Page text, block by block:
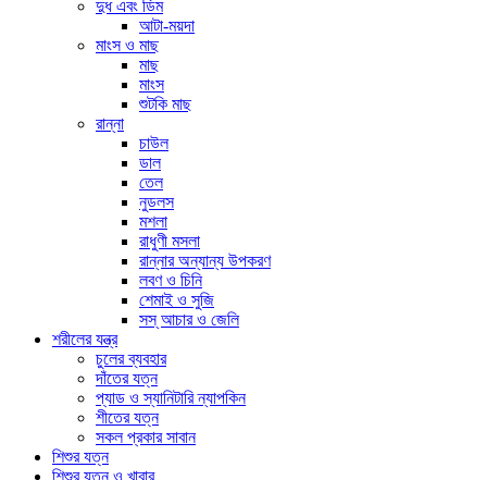
দুধ এবং ডিম
আটা-ময়দা
মাংস ও মাছ
মাছ
মাংস
শুটকি মাছ
রান্না
চাউল
ডাল
তেল
নুডলস
মশলা
রাধুণী মসলা
রান্নার অন্যান্য উপকরণ
লবণ ও চিনি
শেমাই ও সুজি
সস্ আচার ও জেলি
শরীলের যন্ত্র
চুলের ব্যবহার
দাঁতের যত্ন
প্যাড ও স্যানিটারি ন্যাপকিন
শীতের যত্ন
সকল প্রকার সাবান
শিশুর যত্ন